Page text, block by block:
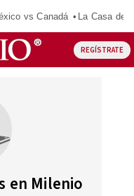
vs Canadá La Casa de
REGÍSTRATE
en Milenio